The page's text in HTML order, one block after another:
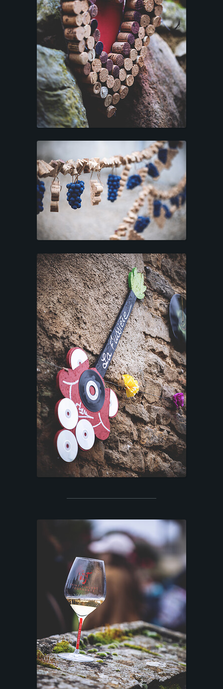
Mentions légales|Photo-Terroir - Photographe|Beaune, Bourgogne|
bouteilles